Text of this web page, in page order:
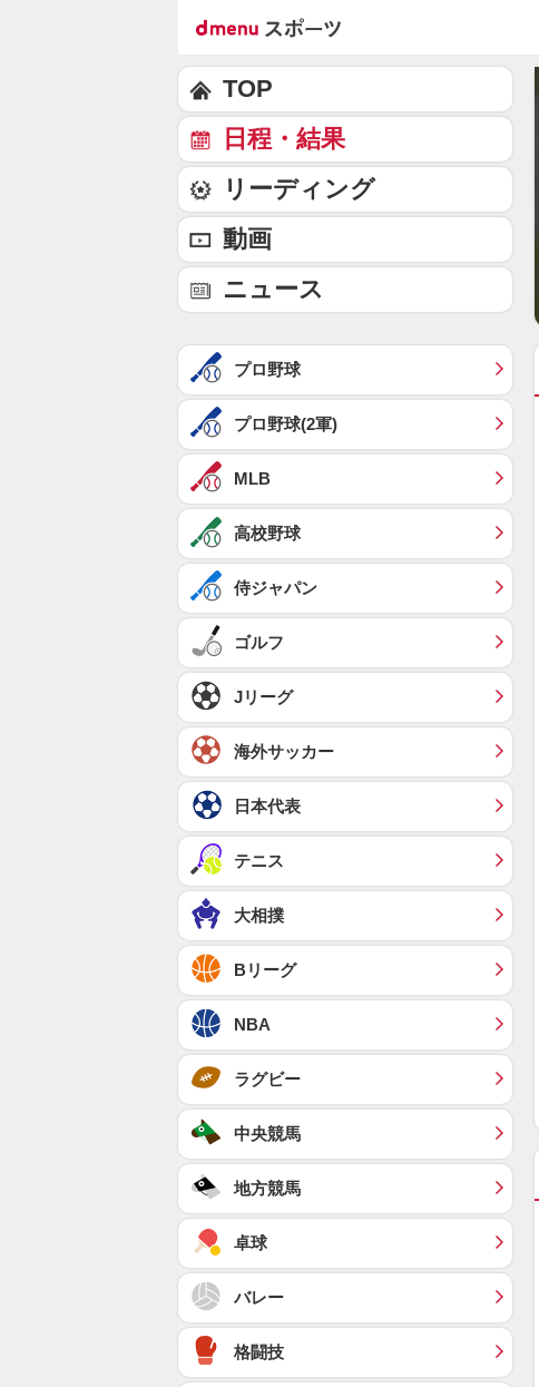
TOP
日程・結果
リーディング
動画
ニュース
プロ野球
プロ野球(2軍)
MLB
高校野球
侍ジャパン
ゴルフ
Jリーグ
海外サッカー
日本代表
テニス
大相撲
Bリーグ
NBA
ラグビー
中央競馬
地方競馬
卓球
バレー
格闘技